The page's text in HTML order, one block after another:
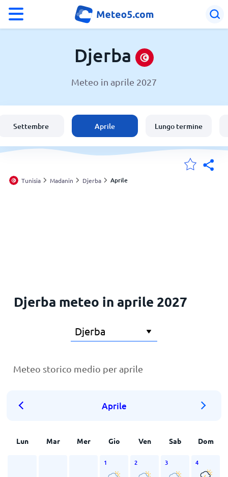
Italia
Svizzera
Djerba
Meteo in aprile 2027
Settembre Aprile Lungo termine
Tunisia Madanin Djerba Aprile
Djerba meteo in aprile 2027
Meteo storico medio per aprile
Aprile
Lun Mar Mer Gio Ven Sab Dom
1 2 3 4